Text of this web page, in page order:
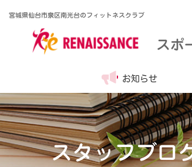
宮城県仙台市泉区南光台のフィットネスクラブ
スポ
お知らせ
スタッフブロ